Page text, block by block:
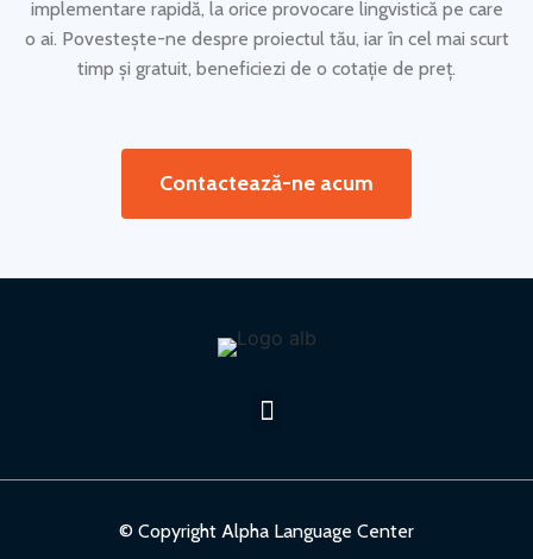
implementare rapidă, la orice provocare lingvistică pe care
o ai. Povestește-ne despre proiectul tău, iar în cel mai scurt
timp și gratuit, beneficiezi de o cotație de preț.
Contactează-ne acum
© Copyright Alpha Language Center